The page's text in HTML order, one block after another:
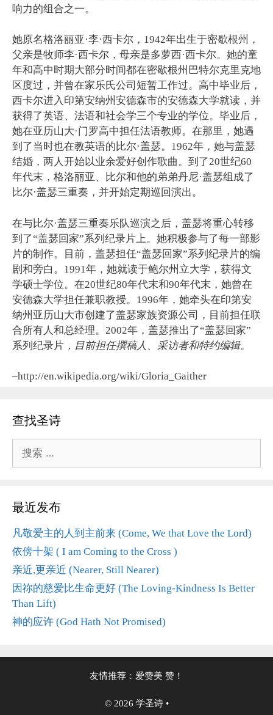
响力的组合之一。
她原名格洛丽亚·李·西卡尔，1942年出生于密歇根州，
父亲是牧师李·西卡尔，母亲是多萝西·西卡尔。她的童
年和高中时期大部分时间都在密歇根州巴特尔克里克地
区度过，并曾在家乐氏公司短暂工作过。高中毕业后，
西卡尔进入印第安纳州安德森市的安德森大学就读，并
获得了英语、法语和社会学三个专业的学位。毕业后，
她在亚历山大·门罗高中担任法语教师。在那里，她遇
到了当时也在教英语的比尔·盖瑟。1962年，她与盖瑟
结婚，两人开始以业余爱好创作歌曲。到了20世纪60
年代末，格洛丽亚、比尔和他的弟弟丹尼·盖瑟组成了
比尔·盖瑟三重奏，并开始定期巡回演出。
在与比尔·盖瑟三重奏乐队巡演之后，盖瑟将重心转移
到了“盖瑟回家”系列纪录片上。她积极参与了每一部影
片的制作。目前，盖瑟担任“盖瑟回家”系列纪录片的编
剧和旁白。1991年，她就读于鲍尔州立大学，获得文
学硕士学位。在20世纪80年代末和90年代末，她曾在
安德森大学担任兼职教授。1996年，她牵头在印第安
纳州亚历山大市创建了盖瑟家族资源公司，目前担任联
合所有人和总经理。2002年，盖瑟推出了“盖瑟回家”
系列纪录片 ，目前担任撰稿人、采访者和特约编辑。
–http://en.wikipedia.org/wiki/Gloria_Gaither
查找圣诗
索：
最近发布
凡敬爱主的人到主前来 (Come, We that Love the Lord)
依傍十架 ( I am Coming to the Cross )
亲近,更亲近 (Nearer, Still Nearer)
因祢的慈爱比生命更好 (The Loving-Kindness Is Better
Than Lift)
神的应许 (God Hath Not Promised)
友情推荐： 爱赞美 赞！
© 2026 学圣诗•